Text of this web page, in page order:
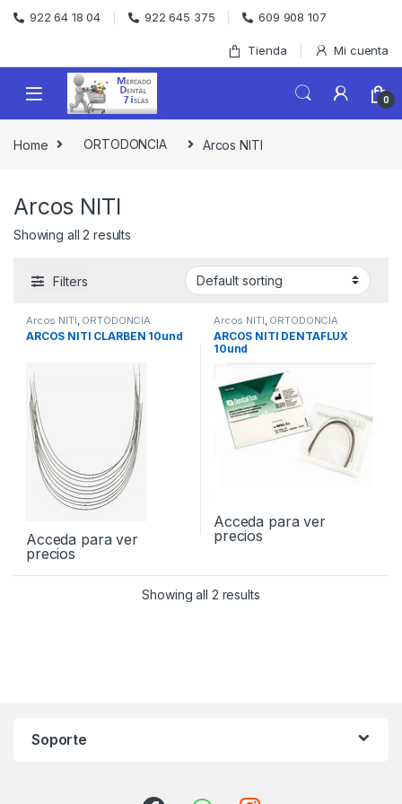
Skip to navigation
Skip to content
922 64 18 04 922 645 375 609 908 107
Tienda Mi cuenta
0
Home ORTODONCIA Arcos NITI
Arcos NITI
Showing all 2 results
Filters
Arcos NITI ORTODONCIA
ARCOS NITI CLARBEN 10und
Acceda para ver
precios
Arcos NITI ORTODONCIA
ARCOS NITI DENTAFLUX
10und
Acceda para ver
precios
Showing all 2 results
Soporte